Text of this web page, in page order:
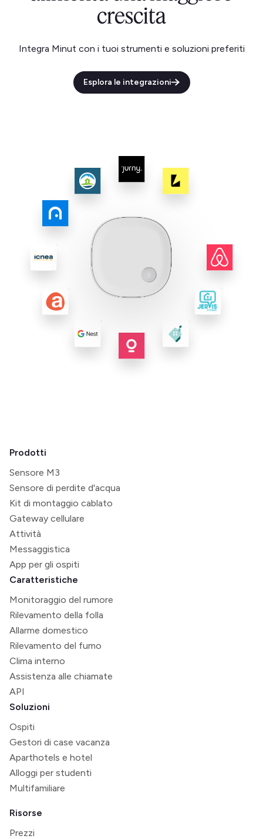
crescita
Integra Minut con i tuoi strumenti e soluzioni preferiti
Esplora le integrazioni
Prodotti
Sensore M3
Sensore di perdite d'acqua
Kit di montaggio cablato
Gateway cellulare
Attività
Messaggistica
App per gli ospiti
Caratteristiche
Monitoraggio del rumore
Rilevamento della folla
Allarme domestico
Rilevamento del fumo
Clima interno
Assistenza alle chiamate
API
Soluzioni
Ospiti
Gestori di case vacanza
Aparthotels e hotel
Alloggi per studenti
Multifamiliare
Risorse
Prezzi